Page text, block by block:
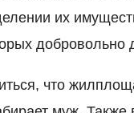
их
добровольно
что